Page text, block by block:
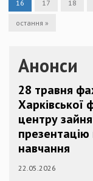
16 17 18
остання »
Анонси
28 травня
Харківської
центру
презентацію
навчання
22.05.2026